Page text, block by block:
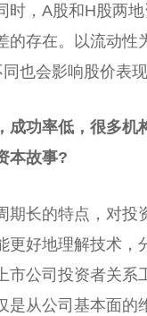
，A股和H股两
存在。以流动性
也会影响股价表现
功率低，很多机
本故事?
期长的特点，对投
更好地理解技术，
市公司投资者关系
是从公司基本面的